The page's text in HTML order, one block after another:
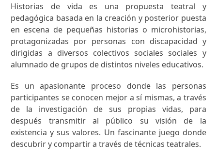
Historias de vida es una propuesta teatral y
pedagógica basada en la creación y posterior puesta
en escena de pequeñas historias o microhistorias,
protagonizadas por personas con discapacidad y
dirigidas a diversos colectivos sociales sociales y
alumnado de grupos de distintos niveles educativos.
Es un apasionante proceso donde las personas
participantes se conocen mejor a sí mismas, a través
de la investigación de sus propias vidas, para
después transmitir al público su visión de la
existencia y sus valores. Un fascinante juego donde
descubrir y compartir a través de técnicas teatrales.